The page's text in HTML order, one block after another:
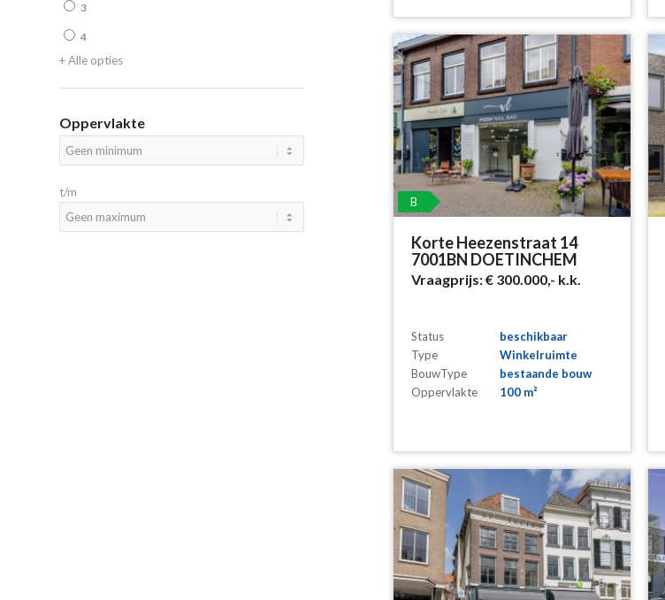
B
Korte Heezenstraat 14
7001BN DOETINCHEM
Vraagprijs:€ 300.000,- k.k.
Status
beschikbaar
Type
Winkelruimte
BouwType
bestaande bouw
Oppervlakte
100 m²
3
4
+ Alle opties
Oppervlakte
t/m